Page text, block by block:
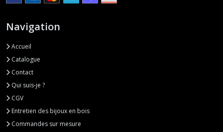
Navigation
Accueil
Catalogue
Contact
Qui suis-je ?
CGV
Entretien des bijoux en bois
Commandes sur mesure